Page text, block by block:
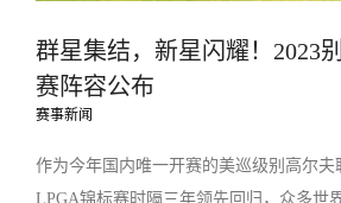
群星集结，新星闪耀！2023
赛阵容公布
赛事新闻
作为今年国内唯一开赛的美巡级别高尔夫
LPGA锦标赛时隔三年领先回归，众多世